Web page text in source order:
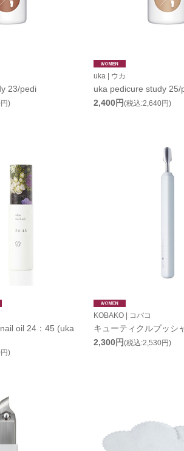
23/pedi
)
uka | ウカ
uka pedicure study 25/
2,400円(税込:2,640円)
oil 24：45 (uka
)
KOBAKO | コバコ
キューティクルプッシ
2,300円(税込:2,530円)